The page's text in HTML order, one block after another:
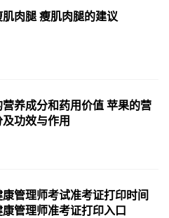
肌肉腿 瘦肌肉腿的建议
养成分和药用价值 苹果的营
功效与作用
管理师考试准考证打印时间
管理师准考证打印入口